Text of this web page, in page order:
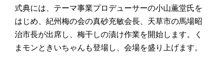
式典には、テーマ事業プロデューサーの小山薫堂氏を
はじめ、紀州梅の会の真砂充敏会長、天草市の馬場昭
治市長が出席し、梅干しの漬け作業を開始します。く
まモンときいちゃんも登場し、会場を盛り上げます。